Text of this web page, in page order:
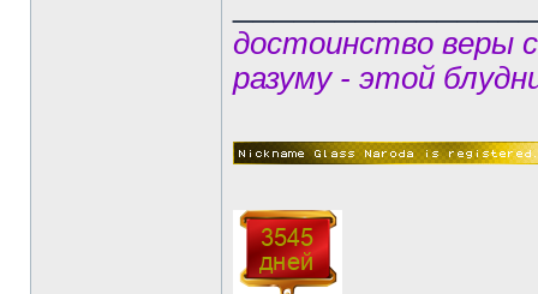
достоинство веры
разуму - этой